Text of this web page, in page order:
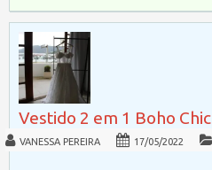
Vestido 2 em 1 Boho Chic
VANESSA PEREIRA 17/05/2022